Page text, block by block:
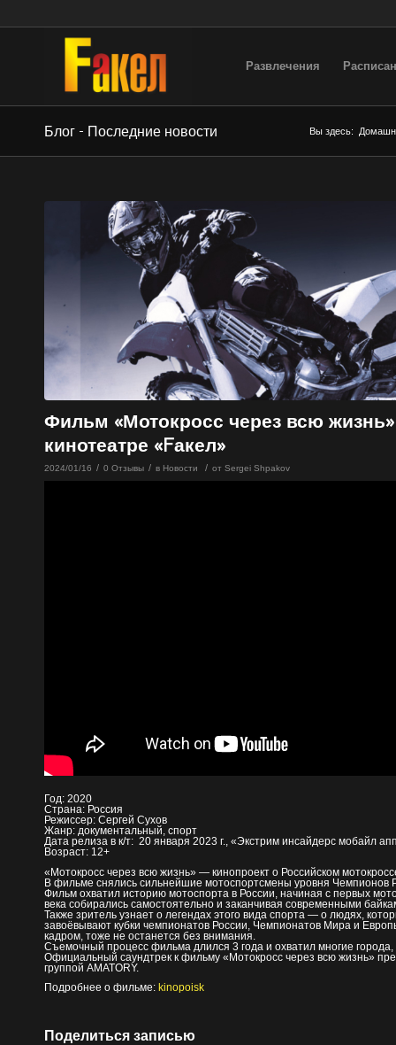
Развлечения
Блог - Последние новости Вы здесь:
Фильм «Мотокросс через всю
кинотеатре «Fакел»
2024/01/16 / 0 Отзывы / в Новости / от Sergei Shpakov
Год: 2020
Страна: Россия
Режиссер: Сергей Сухов
Жанр: документальный, спорт
Дата релиза в к/т: 20 января 2023 г., «Экстрим инсайдерс мобайл
Возраст: 12+
«Мотокросс через всю жизнь» — кинопроект о Российском
В фильме снялись сильнейшие мотоспортсмены уровня Чемпионов
Фильм охватил историю мотоспорта в России, начиная с первых
века собирались самостоятельно и заканчивая современными
Также зритель узнает о легендах этого вида спорта — о людях,
завоёвывают кубки чемпионатов России, Чемпионатов Мира и
кадром, тоже не останется без внимания.
Съемочный процесс фильма длился 3 года и охватил многие
Официальный саундтрек к фильму «Мотокросс через всю жизнь»
группой AMATORY.
Подробнее о фильме: kinopoisk
Поделиться записью